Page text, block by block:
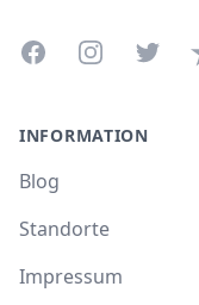
FacebookInstagramTwitter
INFORMATION
Blog
Standorte
Impressum